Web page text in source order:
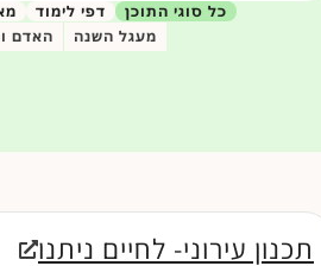
דפי לימוד
כל סוגי התוכן
מעגל השנה
האדם
תכנון עירוני- לחיים ניתנו